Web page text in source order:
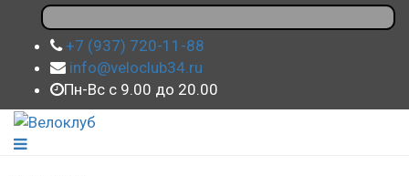
+7 (937) 720-11-88
info@veloclub34.ru
Пн-Вс с 9.00 до 20.00